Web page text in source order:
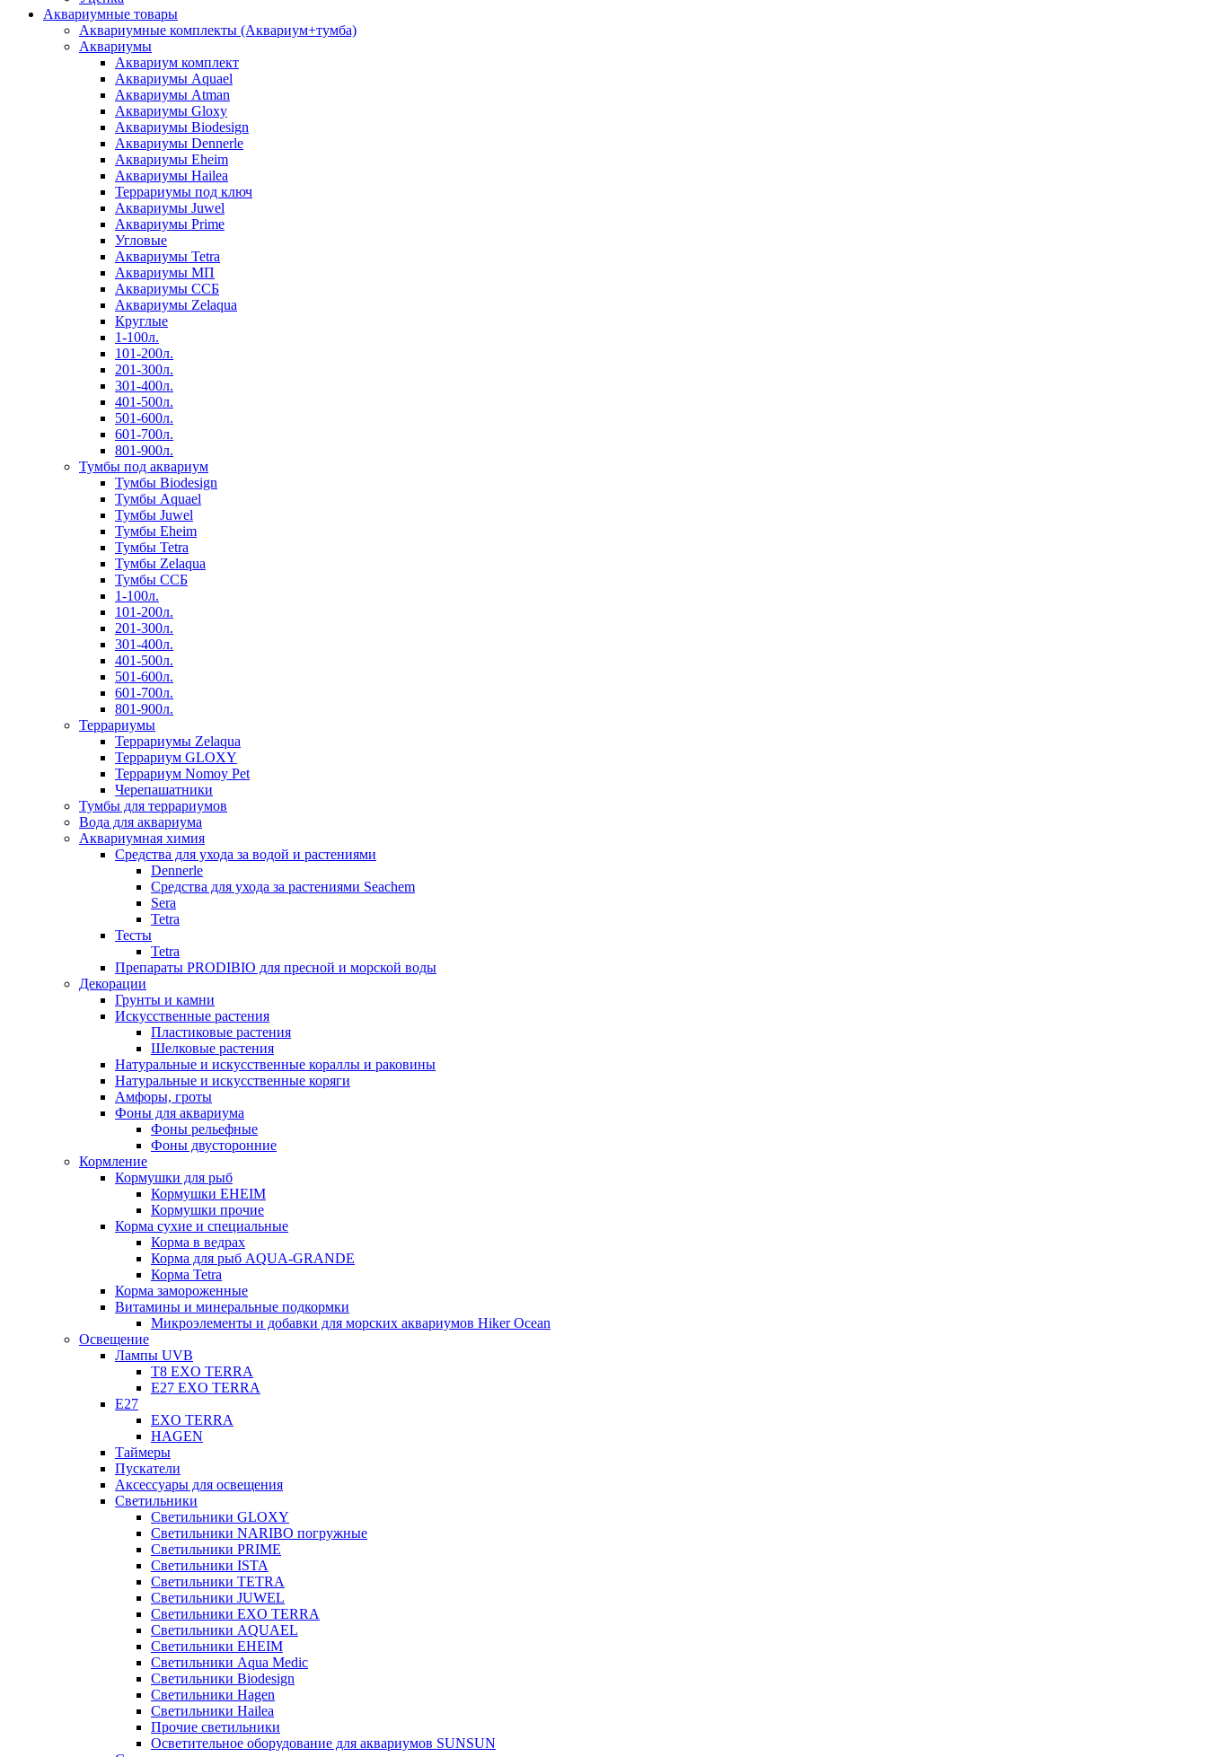
Аквариумные товары
Аквариумные комплекты (Аквариум+тумба)
Аквариумы
Аквариум комплект
Аквариумы Aquael
Аквариумы Atman
Аквариумы Gloxy
Аквариумы Biodesign
Аквариумы Dennerle
Аквариумы Eheim
Аквариумы Hailea
Террариумы под ключ
Аквариумы Juwel
Аквариумы Prime
Угловые
Аквариумы Tetra
Аквариумы МП
Аквариумы ССБ
Аквариумы Zelaqua
Круглые
1-100л.
101-200л.
201-300л.
301-400л.
401-500л.
501-600л.
601-700л.
801-900л.
Тумбы под аквариум
Тумбы Biodesign
Тумбы Aquael
Тумбы Juwel
Тумбы Eheim
Тумбы Tetra
Тумбы Zelaqua
Тумбы ССБ
1-100л.
101-200л.
201-300л.
301-400л.
401-500л.
501-600л.
601-700л.
801-900л.
Террариумы
Террариумы Zelaqua
Террариум GLOXY
Террариум Nomoy Pet
Черепашатники
Тумбы для террариумов
Вода для аквариума
Аквариумная химия
Средства для ухода за водой и растениями
Dennerle
Средства для ухода за растениями Seachem
Sera
Tetra
Тесты
Tetra
Препараты PRODIBIO для пресной и морской воды
Декорации
Грунты и камни
Искусственные растения
Пластиковые растения
Шелковые растения
Натуральные и искусственные кораллы и раковины
Натуральные и искусственные коряги
Амфоры, гроты
Фоны для аквариума
Фоны рельефные
Фоны двусторонние
Кормление
Кормушки для рыб
Кормушки EHEIM
Кормушки прочие
Корма сухие и специальные
Корма в ведрах
Корма для рыб AQUA-GRANDE
Корма Tetra
Корма замороженные
Витамины и минеральные подкормки
Микроэлементы и добавки для морских аквариумов Hiker Ocean
Освещение
Лампы UVB
Т8 EXO TERRA
Е27 EXO TERRA
Е27
EXO TERRA
HAGEN
Таймеры
Пускатели
Аксессуары для освещения
Светильники
Светильники GLOXY
Светильники NARIBO погружные
Светильники PRIME
Светильники ISTA
Светильники TETRA
Светильники JUWEL
Светильники EXO TERRA
Светильники AQUAEL
Светильники EHEIM
Светильники Aqua Medic
Светильники Biodesign
Светильники Hagen
Светильники Hailea
Прочие светильники
Осветительное оборудование для аквариумов SUNSUN